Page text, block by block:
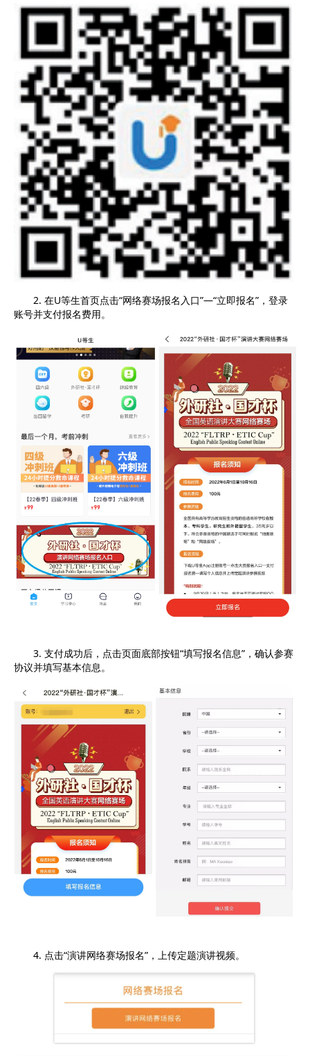
2. 在U等生首页点击“网络赛场报名入口”—“立即报名”，登录
账号并支付报名费用。
3. 支付成功后，点击页面底部按钮“填写报名信息”，确认参赛
协议并填写基本信息。
4. 点击“演讲网络赛场报名”，上传定题演讲视频。